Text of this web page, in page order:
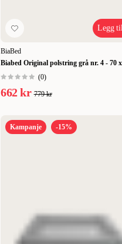
Legg til
BiaBed
Biabed Original polstring grå nr. 4 - 70
(0)
662 kr 779 kr
Kampanje -15%